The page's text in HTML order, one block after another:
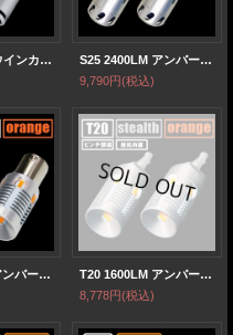
T20 抵抗内蔵ウインカー シングル ピンチ部違い共通 プロジェクター/油圧ファン内蔵
S25 2400LM アンバー シングル ピン角150° ファン/抵抗内蔵ウインカー
9,790円(税込)
S25 1600LM アンバー シングル ピン角150° 抵抗内蔵ウインカー
T20 1600LM アンバー シングル ピンチ部違い 抵抗内蔵ウインカー
8,778円(税込)